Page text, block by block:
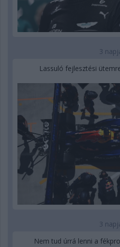
3
Lassuló fejlesztési
3
Nem tud úrrá lenni a